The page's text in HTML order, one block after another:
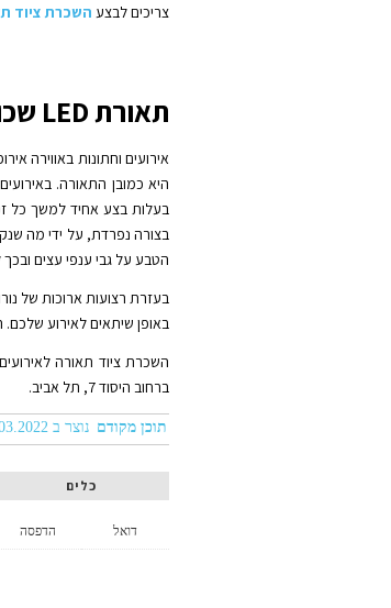
צריכים לבצע השכרת ציוד
תאורת LED שכובשת את העולם
אירועים וחתונות באווירה
היא כמובן התאורה.
בעלות בצע אחיד למשך כל
הטבע על גבי ענפי עצים
באופן שיתאים לאירוע שלכם.
ברחוב היסוד 7, תל אביב.
תוכן מקודם נוצר ב 21.03.2022 08:03
כלים
הדפסה דואל